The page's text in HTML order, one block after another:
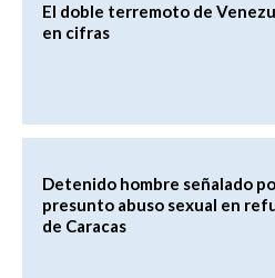
El doble terremoto de
en cifras
Detenido hombre señalado
presunto abuso sexual en
de Caracas